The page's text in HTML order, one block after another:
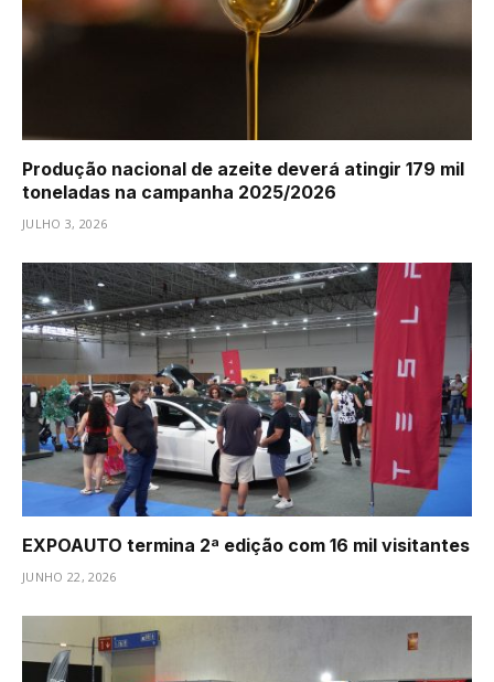
Produção nacional de azeite deverá atingir 179 mil
toneladas na campanha 2025/2026
JULHO 3, 2026
EXPOAUTO termina 2ª edição com 16 mil visitantes
JUNHO 22, 2026